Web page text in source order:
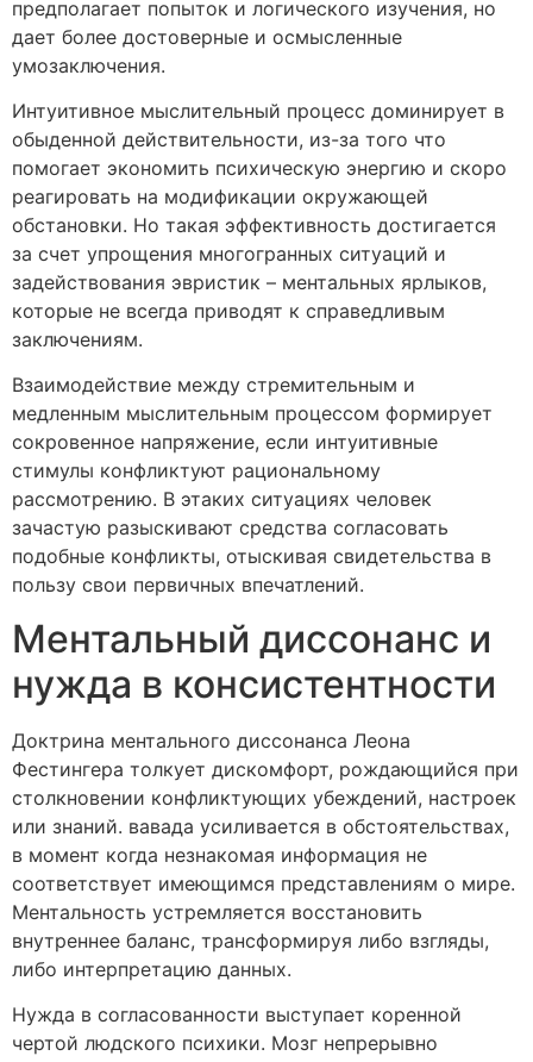
предполагает попыток и логического изучения, но
дает более достоверные и осмысленные
умозаключения.
Интуитивное мыслительный процесс доминирует в
обыденной действительности, из-за того что
помогает экономить психическую энергию и скоро
реагировать на модификации окружающей
обстановки. Но такая эффективность достигается
за счет упрощения многогранных ситуаций и
задействования эвристик – ментальных ярлыков,
которые не всегда приводят к справедливым
заключениям.
Взаимодействие между стремительным и
медленным мыслительным процессом формирует
сокровенное напряжение, если интуитивные
стимулы конфликтуют рациональному
рассмотрению. В этаких ситуациях человек
зачастую разыскивают средства согласовать
подобные конфликты, отыскивая свидетельства в
пользу свои первичных впечатлений.
Ментальный диссонанс и
нужда в консистентности
Доктрина ментального диссонанса Леона
Фестингера толкует дискомфорт, рождающийся при
столкновении конфликтующих убеждений, настроек
или знаний. вавада усиливается в обстоятельствах,
в момент когда незнакомая информация не
соответствует имеющимся представлениям о мире.
Ментальность устремляется восстановить
внутреннее баланс, трансформируя либо взгляды,
либо интерпретацию данных.
Нужда в согласованности выступает коренной
чертой людского психики. Мозг непрерывно